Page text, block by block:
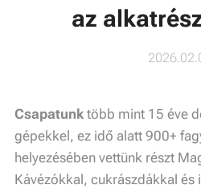
az
Csapatunk több mint 15 éve
gépekkel, ez idő alatt 900+
helyezésében vettünk részt
Kávézókkal, cukrászdákkal és